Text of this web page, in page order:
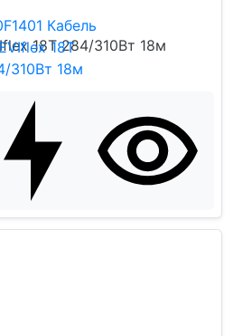
18T 284/310Вт 18м